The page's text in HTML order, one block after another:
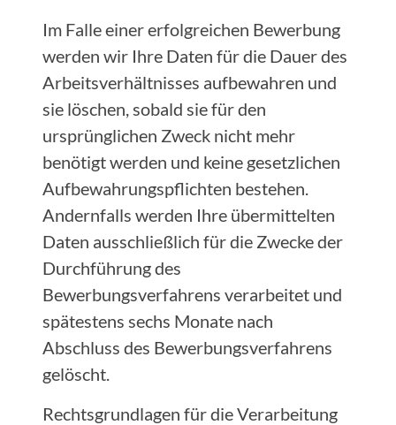
Im Falle einer erfolgreichen Bewerbung
werden wir Ihre Daten für die Dauer des
Arbeitsverhältnisses aufbewahren und
sie löschen, sobald sie für den
ursprünglichen Zweck nicht mehr
benötigt werden und keine gesetzlichen
Aufbewahrungspflichten bestehen.
Andernfalls werden Ihre übermittelten
Daten ausschließlich für die Zwecke der
Durchführung des
Bewerbungsverfahrens verarbeitet und
spätestens sechs Monate nach
Abschluss des Bewerbungsverfahrens
gelöscht.
Rechtsgrundlagen für die Verarbeitung